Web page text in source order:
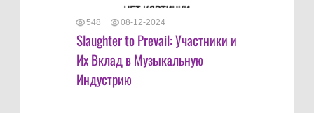
548 08-12-2024
Slaughter to Prevail: Участники и
Их Вклад в Музыкальную
Индустрию